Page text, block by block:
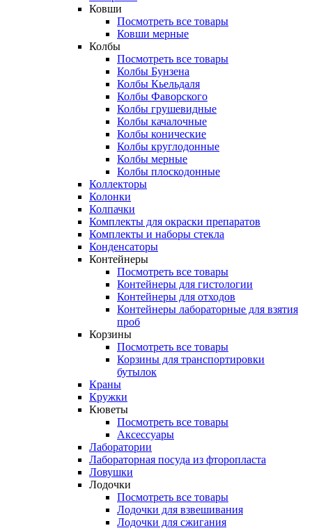
Ковши
Посмотреть все товары
Ковши мерные
Колбы
Посмотреть все товары
Колбы Бунзена
Колбы Кьельдаля
Колбы Фаворского
Колбы грушевидные
Колбы качалочные
Колбы конические
Колбы круглодонные
Колбы мерные
Колбы плоскодонные
Коллекторы
Колонки
Колпачки
Комплекты для окраски препаратов
Комплекты и наборы стекла
Конденсаторы
Контейнеры
Посмотреть все товары
Контейнеры для гистологии
Контейнеры для отходов
Контейнеры лабораторные для взятия
проб
Корзины
Посмотреть все товары
Корзины для транспортировки
бутылок
Краны
Кружки
Кюветы
Посмотреть все товары
Аксессуары
Лаборатории
Лабораторная посуда из фторопласта
Ловушки
Лодочки
Посмотреть все товары
Лодочки для взвешивания
Лодочки для сжигания